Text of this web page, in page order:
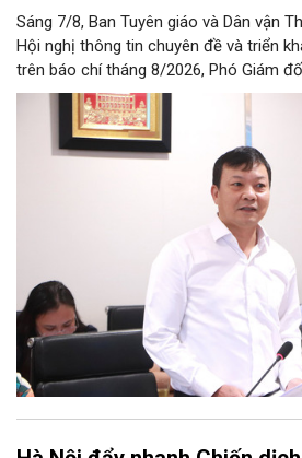
Sáng 7/8, Ban Tuyên giáo và Dân vận
Hội nghị thông tin chuyên đề và triển
trên báo chí tháng 8/2026, Phó Giám
Trương Hải Long đã thông tin về việc
hiện các giải pháp về xử lý úng ngập